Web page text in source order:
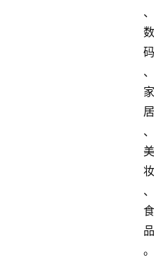
、
数
码
、
家
居
、
美
妆
、
食
品
。